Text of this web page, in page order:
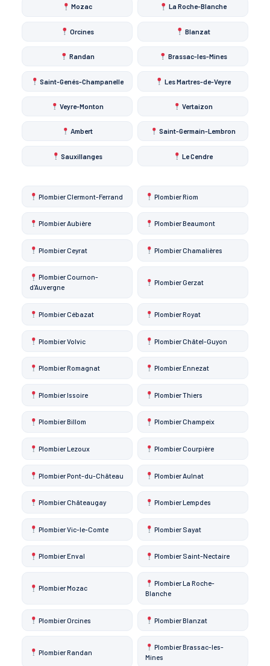
Mozac La Roche-Blanche
Orcines Blanzat
Randan Brassac-les-Mines
Saint-Genés-Champanelle Les Martres-de-Veyre
Veyre-Monton Vertaizon
Ambert Saint-Germain-Lembron
Sauxillanges Le Cendre
Plombier Clermont-Ferrand Plombier Riom
Plombier Aubière Plombier Beaumont
Plombier Ceyrat Plombier Chamalières
Plombier Cournon-
d'Auvergne
Plombier Gerzat
Plombier Cébazat Plombier Royat
Plombier Volvic Plombier Châtel-Guyon
Plombier Romagnat Plombier Ennezat
Plombier Issoire Plombier Thiers
Plombier Billom Plombier Champeix
Plombier Lezoux Plombier Courpière
Plombier Pont-du-Château Plombier Aulnat
Plombier Châteaugay Plombier Lempdes
Plombier Vic-le-Comte Plombier Sayat
Plombier Enval Plombier Saint-Nectaire
Plombier Mozac
Plombier La Roche-
Blanche
Plombier Orcines Plombier Blanzat
Plombier Randan
Plombier Brassac-les-
Mines